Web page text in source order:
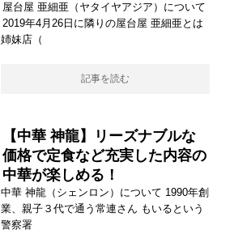
屋台屋 亜細亜（ヤタイヤアジア）について
2019年4月26日に隣りの屋台屋 亜細亜とは
姉妹店（
記事を読む
【中華 神龍】リーズナブルな
価格で定食など充実した内容の
中華が楽しめる！
中華 神龍（シェンロン）について 1990年創
業、親子３代で通う常連さん もいるという
警察署